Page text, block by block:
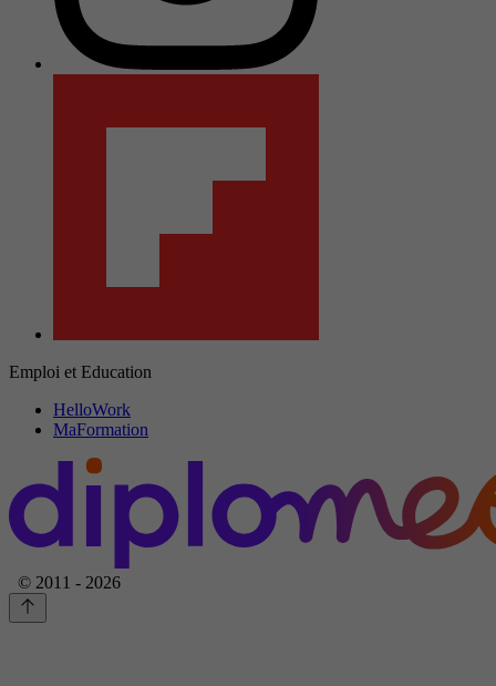
Emploi et Education
HelloWork
MaFormation
© 2011 - 2026